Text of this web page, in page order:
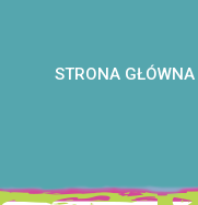
STRONA GŁÓWNA